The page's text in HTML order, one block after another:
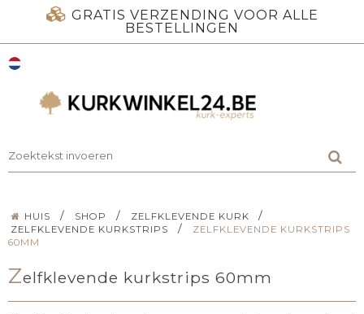
GRATIS VERZENDING VOOR ALLE
BESTELLINGEN
HUIS / SHOP / ZELFKLEVENDE KURK /
ZELFKLEVENDE KURKSTRIPS /
ZELFKLEVENDE KURKSTRIPS
60MM
Zelfklevende kurkstrips 60mm